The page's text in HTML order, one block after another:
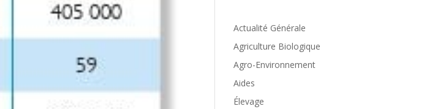
Actualité Générale
Agriculture Biologique
Agro-Environnement
Aides
Élevage